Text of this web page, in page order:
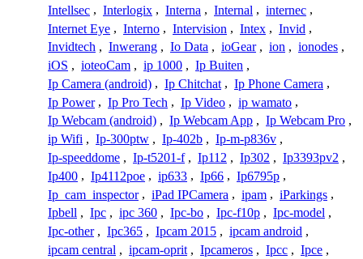
Intellsec , Interlogix , Interna , Internal , internec ,
Internet Eye , Interno , Intervision , Intex , Invid ,
Invidtech , Inwerang , Io Data , ioGear , ion , ionodes ,
iOS , ioteoCam , ip 1000 , Ip Buiten ,
Ip Camera (android) , Ip Chitchat , Ip Phone Camera ,
Ip Power , Ip Pro Tech , Ip Video , ip wamato ,
Ip Webcam (android) , Ip Webcam App , Ip Webcam Pro ,
ip Wifi , Ip-300ptw , Ip-402b , Ip-m-p836v ,
Ip-speeddome , Ip-t5201-f , Ip112 , Ip302 , Ip3393pv2 ,
Ip400 , Ip4112poe , ip633 , Ip66 , Ip6795p ,
Ip_cam_inspector , iPad IPCamera , ipam , iParkings ,
Ipbell , Ipc , ipc 360 , Ipc-bo , Ipc-f10p , Ipc-model ,
Ipc-other , Ipc365 , Ipcam 2015 , ipcam android ,
ipcam central , ipcam-oprit , Ipcameros , Ipcc , Ipce ,